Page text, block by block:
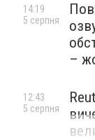
–
14:19
5 серпня
12:43
5 серпня